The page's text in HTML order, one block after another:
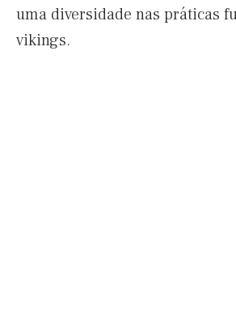
uma diversidade nas práticas
vikings.